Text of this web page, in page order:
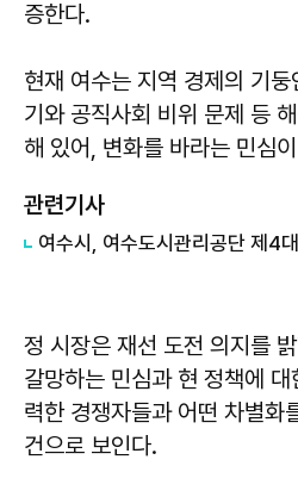
증한다.
현재 여수는 지역 경제의 기
기와 공직사회 비위 문제 등
해 있어, 변화를 바라는 민심
관련기사
정 시장은 재선 도전 의지를
갈망하는 민심과 현 정책에
력한 경쟁자들과 어떤 차별화
건으로 보인다.